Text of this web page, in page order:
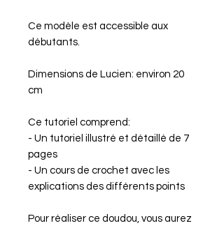
Ce modèle est accessible aux
débutants.
Dimensions de Lucien: environ 20
cm
Ce tutoriel comprend:
- Un tutoriel illustré et détaillé de 7
pages
- Un cours de crochet avec les
explications des différents points
Pour réaliser ce doudou, vous aurez